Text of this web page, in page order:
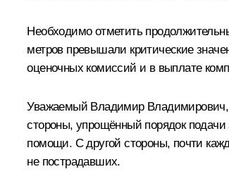
Необходимо отметить
метров превышали критические
оценочных комиссий и в выплате
Уважаемый Владимир Владимирович,
стороны, упрощённый порядок подачи
помощи. С другой стороны, почти
не пострадавших.